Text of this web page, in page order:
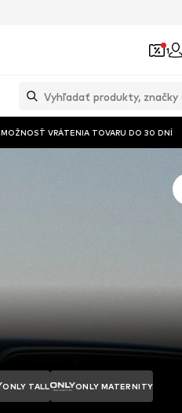
1
MOŽNOSŤ VRÁTENIA TOVARU DO 30 DNÍ
ONLY TALL ONLY MATERNITY